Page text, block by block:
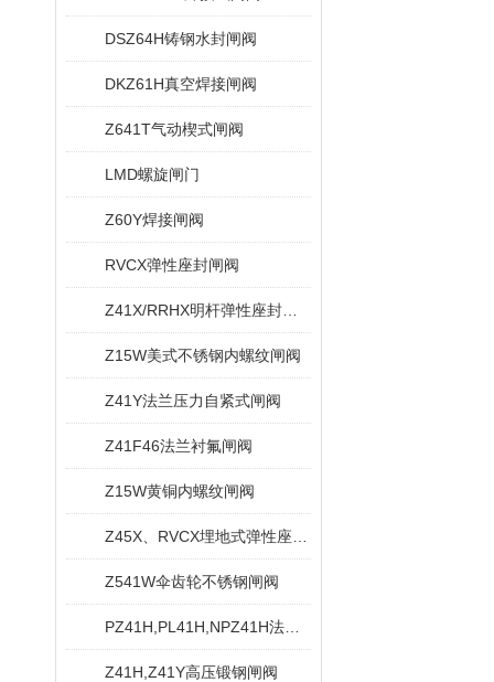
DSZ64H铸钢水封闸阀
DKZ61H真空焊接闸阀
Z641T气动楔式闸阀
LMD螺旋闸门
Z60Y焊接闸阀
RVCX弹性座封闸阀
Z15W美式不锈钢内螺纹闸阀
Z41Y法兰压力自紧式闸阀
Z41F46法兰衬氟闸阀
Z15W黄铜内螺纹闸阀
Z541W伞齿轮不锈钢闸阀
Z41H,Z41Y高压锻钢闸阀